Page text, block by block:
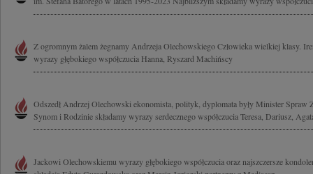
Z ogromnym żalem żegnamy Andrzeja Olechowskiego Człowieka wielkiej klasy.
wyrazy głębokiego współczucia Hanna, Ryszard Machińscy
Odszedł Andrzej Olechowski ekonomista, polityk, dyplomata były Minister Spraw
Synom i Rodzinie składamy wyrazy serdecznego współczucia Teresa, Dariusz,
Jackowi Olechowskiemu wyrazy głębokiego współczucia oraz najszczersze